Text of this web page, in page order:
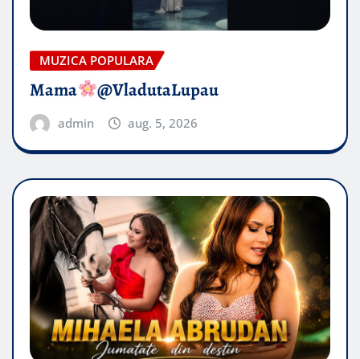
MUZICA POPULARA
Mama @VladutaLupau
admin aug. 5, 2026